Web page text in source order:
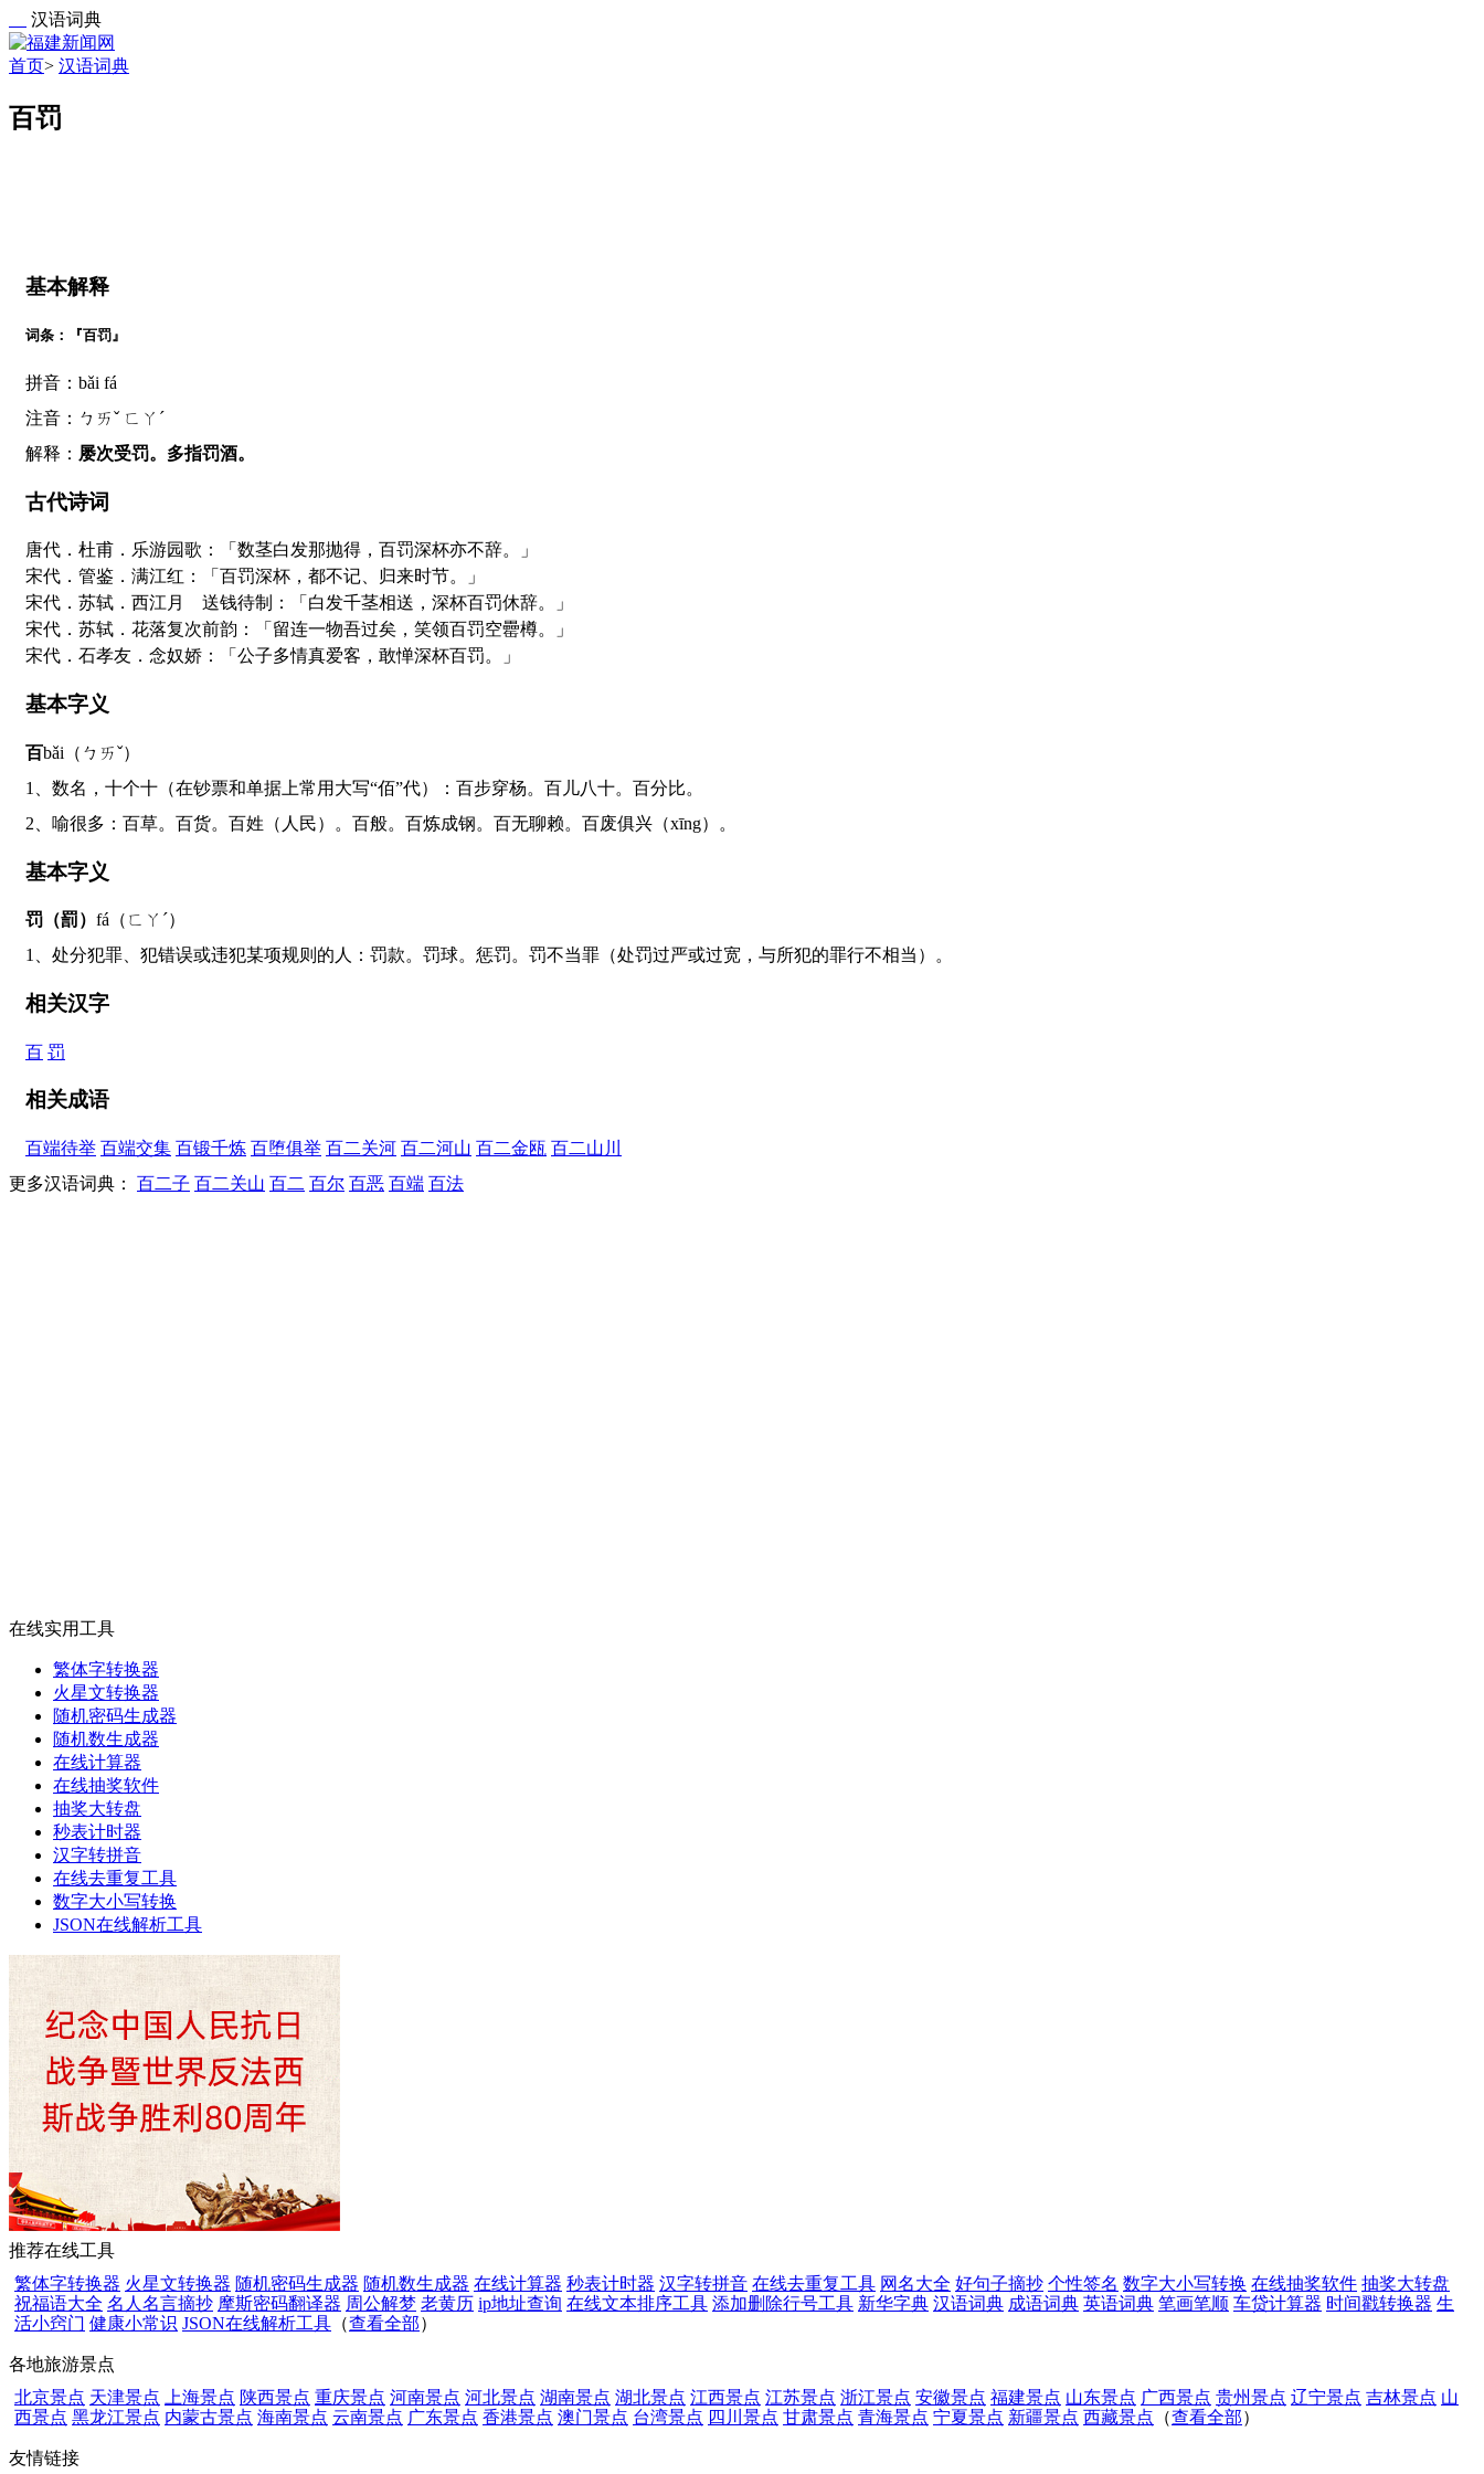
汉语词典
首页> 汉语词典
百罚
基本解释
词条：『百罚』
拼音：bǎi fá
注音：ㄅㄞˇ ㄈㄚˊ
解释： 屡次受罚。多指罚酒。
古代诗词
唐代．杜甫．乐游园歌：「数茎白发那抛得，百罚深杯亦不辞。」
宋代．管鉴．满江红：「百罚深杯，都不记、归来时节。」
宋代．苏轼．西江月 送钱待制：「白发千茎相送，深杯百罚休辞。」
宋代．苏轼．花落复次前韵：「留连一物吾过矣，笑领百罚空罍樽。」
宋代．石孝友．念奴娇：「公子多情真爱客，敢惮深杯百罚。」
基本字义
百bǎi（ㄅㄞˇ）
1、数名，十个十（在钞票和单据上常用大写“佰”代）：百步穿杨。百儿八十。百分比。
2、喻很多：百草。百货。百姓（人民）。百般。百炼成钢。百无聊赖。百废俱兴（xīng）。
基本字义
罚（罰） fá（ㄈㄚˊ）
1、处分犯罪、犯错误或违犯某项规则的人：罚款。罚球。惩罚。罚不当罪（处罚过严或过宽，与所犯的罪行不相当）。
相关汉字
百 罚
相关成语
百端待举 百端交集 百锻千炼 百堕俱举 百二关河 百二河山 百二金瓯 百二山川
更多汉语词典： 百二子 百二关山 百二 百尔 百恶 百端 百法
在线实用工具
繁体字转换器
火星文转换器
随机密码生成器
随机数生成器
在线计算器
在线抽奖软件
抽奖大转盘
秒表计时器
汉字转拼音
在线去重复工具
数字大小写转换
JSON在线解析工具
推荐在线工具
繁体字转换器 火星文转换器 随机密码生成器 随机数生成器 在线计算器 秒表计时器 汉字转拼音 在线去重复工具 网名大全 好句子摘抄 个性签名 数字大小写转换 在线抽奖软件 抽奖大转盘
祝福语大全 名人名言摘抄 摩斯密码翻译器 周公解梦 老黄历 ip地址查询 在线文本排序工具 添加删除行号工具 新华字典 汉语词典 成语词典 英语词典 笔画笔顺 车贷计算器 时间戳转换器 生
活小窍门 健康小常识 JSON在线解析工具 （查看全部）
各地旅游景点
北京景点 天津景点 上海景点 陕西景点 重庆景点 河南景点 河北景点 湖南景点 湖北景点 江西景点 江苏景点 浙江景点 安徽景点 福建景点 山东景点 广西景点 贵州景点 辽宁景点 吉林景点 山
西景点 黑龙江景点 内蒙古景点 海南景点 云南景点 广东景点 香港景点 澳门景点 台湾景点 四川景点 甘肃景点 青海景点 宁夏景点 新疆景点 西藏景点 （查看全部）
友情链接